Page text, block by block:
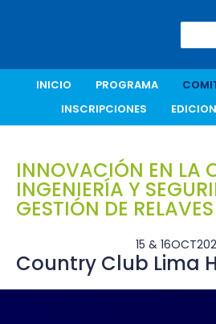
INICIO PROGRAMA
INSCRIPCIONES
INNOVACIÓN EN LA
INGENIERÍA Y
GESTIÓN DE RELAVES
15 & 16OCT
Country Club Lima